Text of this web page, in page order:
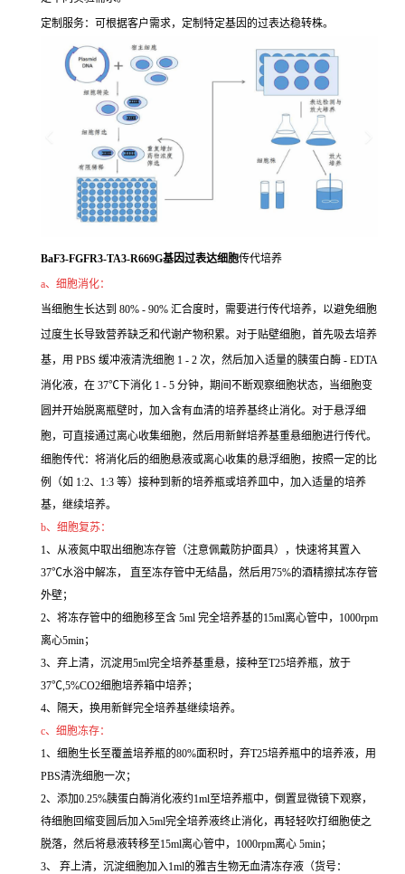
定制服务：可根据客户需求，定制特定基因的过表达稳转株。
BaF3-FGFR3-TA3-R669G基因过表达细胞传代培养
a、细胞消化：
当细胞生长达到 80% - 90% 汇合度时，需要进行传代培养，以避免细胞
过度生长导致营养缺乏和代谢产物积累。对于贴壁细胞，首先吸去培养
基，用 PBS 缓冲液清洗细胞 1 - 2 次，然后加入适量的胰蛋白酶 - EDTA
消化液，在 37℃下消化 1 - 5 分钟，期间不断观察细胞状态，当细胞变
圆并开始脱离瓶壁时，加入含有血清的培养基终止消化。对于悬浮细
胞，可直接通过离心收集细胞，然后用新鲜培养基重悬细胞进行传代。
细胞传代：将消化后的细胞悬液或离心收集的悬浮细胞，按照一定的比
例（如 1:2、1:3 等）接种到新的培养瓶或培养皿中，加入适量的培养
基，继续培养。
b、细胞复苏：
1、从液氮中取出细胞冻存管（注意佩戴防护面具），快速将其置入
37℃水浴中解冻， 直至冻存管中无结晶，然后用75%的酒精擦拭冻存管
外壁；
2、将冻存管中的细胞移至含 5ml 完全培养基的15ml离心管中，1000rpm
离心5min；
3、弃上清，沉淀用5ml完全培养基重悬，接种至T25培养瓶，放于
37℃,5%CO2细胞培养箱中培养；
4、隔天，换用新鲜完全培养基继续培养。
c、细胞冻存：
1、细胞生长至覆盖培养瓶的80%面积时，弃T25培养瓶中的培养液，用
PBS清洗细胞一次；
2、添加0.25%胰蛋白酶消化液约1ml至培养瓶中，倒置显微镜下观察，
待细胞回缩变圆后加入5ml完全培养液终止消化，再轻轻吹打细胞使之
脱落，然后将悬液转移至15ml离心管中，1000rpm离心 5min；
3、 弃上清，沉淀细胞加入1ml的雅吉生物无血清冻存液（货号：